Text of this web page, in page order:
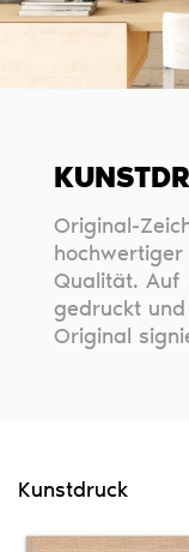
Original-
Qualität. Auf
gedruckt
Original